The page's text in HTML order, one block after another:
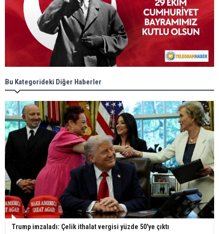
Bu Kategorideki Diğer Haberler
Trump imzaladı: Çelik ithalat vergisi yüzde 50'ye çıktı